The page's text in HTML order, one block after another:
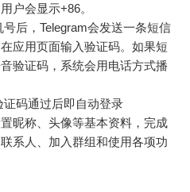
户会显示+86。
号后，Telegram会发送一条短信
应用页面输入验证码。如果短
验证码，系统会用电话方式播
证码通过后即自动登录
昵称、头像等基本资料，完成
系人、加入群组和使用各项功